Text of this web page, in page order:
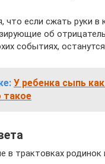
что если сжать руки в
об
событиях,
У ребенка сыпь
такое
в трактовках родинок